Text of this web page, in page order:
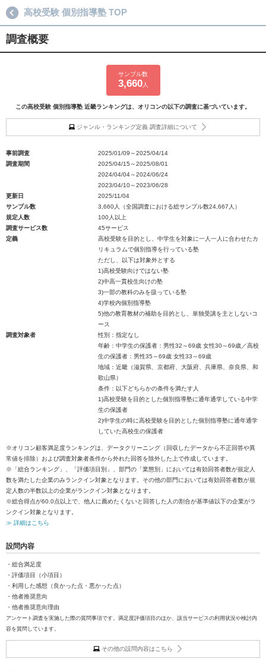
高校受験 個別指導塾 TOP
調査概要
サンプル数
3,660人
この高校受験 個別指導塾 近畿ランキングは、オリコンの以下の調査に基づいています。
ジャンル・ランキング定義 調査詳細について
事前調査
2025/01/09～2025/04/14
調査期間
2025/04/15～2025/08/01
2024/04/04～2024/06/24
2023/04/10～2023/06/28
更新日
2025/11/04
サンプル数
3,660人（全国調査における総サンプル数24,667人）
規定人数
100人以上
調査サービス数
45サービス
定義
高校受験を目的とし、中学生を対象に一人一人に合わせたカ
リキュラムで個別指導を行っている塾
ただし、以下は対象外とする
1)高校受験向けではない塾
2)中高一貫校生向けの塾
3)一部の教科のみを扱っている塾
4)学校内個別指導塾
5)他の教育教材の補助を目的とし、単独受講を主としないコ
ース
調査対象者
性別：指定なし
年齢：中学生の保護者：男性32～69歳 女性30～69歳／高校
生の保護者：男性35～69歳 女性33～69歳
地域：近畿（滋賀県、京都府、大阪府、兵庫県、奈良県、和
歌山県）
条件：以下どちらかの条件を満たす人
1)高校受験を目的とした個別指導塾に通年通学している中学
生の保護者
2)中学生の時に高校受験を目的とした個別指導塾に通年通学
していた高校生の保護者
※オリコン顧客満足度ランキングは、データクリーニング（回収したデータから不正回答や異
常値を排除）および調査対象者条件から外れた回答を除外した上で作成しています。
※「総合ランキング」、「評価項目別」、部門の「業態別」においては有効回答者数が規定人
数を満たした企業のみランクイン対象となります。その他の部門においては有効回答者数が規
定人数の半数以上の企業がランクイン対象となります。
※総合得点が60.0点以上で、他人に薦めたくないと回答した人の割合が基準値以下の企業がラ
ンクイン対象となります。
≫ 詳細はこちら
設問内容
・総合満足度
・評価項目（小項目）
・利用した感想（良かった点・悪かった点）
・他者推奨意向
・他者推奨意向理由
アンケート調査を実施した際の質問事項です。満足度評価項目のほか、該当サービスの利用状況や検討内
容を質問しています。
その他の設問内容はこちら